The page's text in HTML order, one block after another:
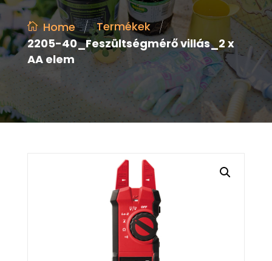
Home / Termékek /
2205-40_Feszültségmérő villás_2 x
AA elem